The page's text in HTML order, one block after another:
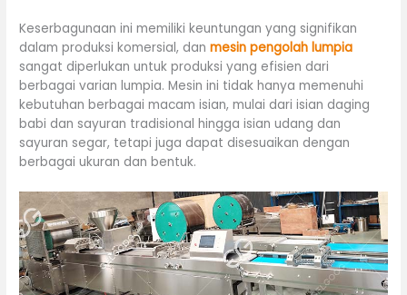
Keserbagunaan ini memiliki keuntungan yang signifikan
dalam produksi komersial, danmesin pengolah lumpia
sangat diperlukan untuk produksi yang efisien dari
berbagai varian lumpia. Mesin ini tidak hanya memenuhi
kebutuhan berbagai macam isian, mulai dari isian daging
babi dan sayuran tradisional hingga isian udang dan
sayuran segar, tetapi juga dapat disesuaikan dengan
berbagai ukuran dan bentuk.